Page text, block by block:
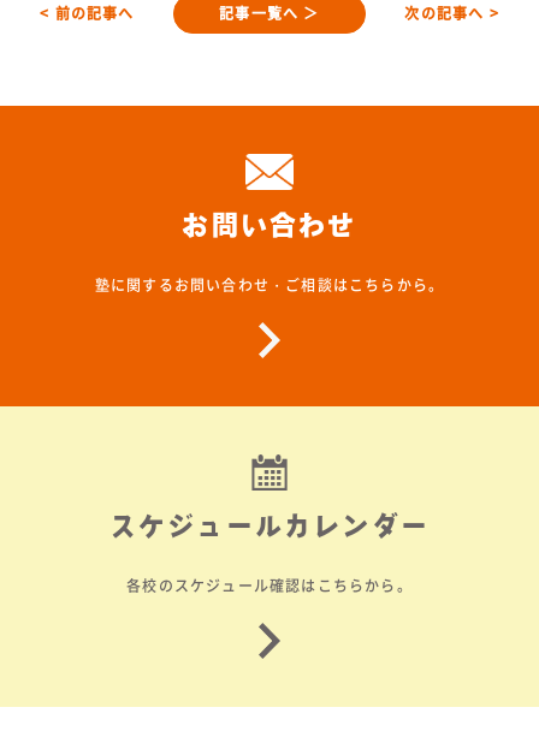
< 前の記事へ 記事一覧へ ＞ 次の記事へ >
お問い合わせ
塾に関するお問い合わせ・ご相談はこちらから。
スケジュールカレンダー
各校のスケジュール確認はこちらから。